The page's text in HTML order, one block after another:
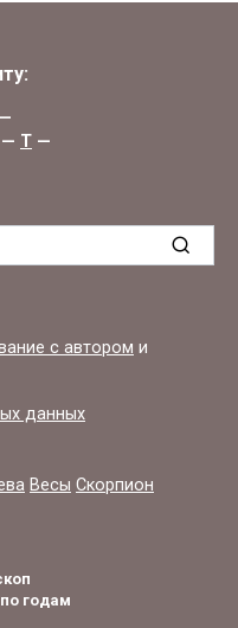
—
— Т —
с автором и
данных
Весы Скорпион
годам